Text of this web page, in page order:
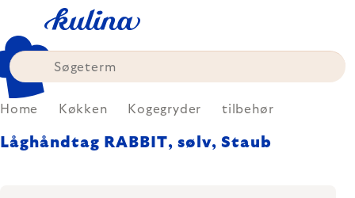
content
Home Køkken Kogegryder tilbehør
Låghåndtag RABBIT, sølv, Staub